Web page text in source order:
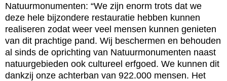
Natuurmonumenten: “We zijn enorm trots dat we
deze hele bijzondere restauratie hebben kunnen
realiseren zodat weer veel mensen kunnen genieten
van dit prachtige pand. Wij beschermen en behouden
al sinds de oprichting van Natuurmonumenten naast
natuurgebieden ook cultureel erfgoed. We kunnen dit
dankzij onze achterban van 922.000 mensen. Het